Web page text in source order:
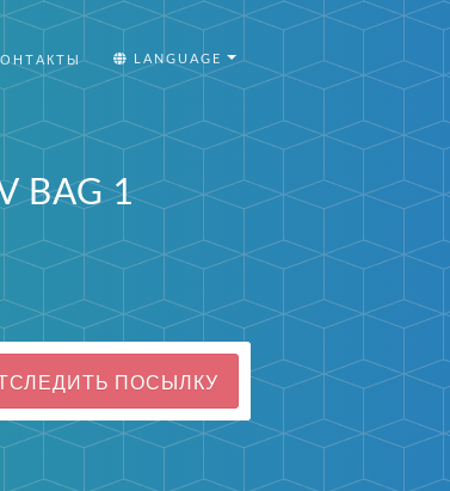
LANGUAGE
BAG 1
ПОСЫЛКУ